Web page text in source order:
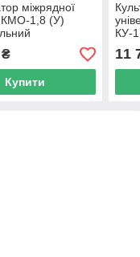
міжрядної
КМО-1,8 (У)
Купити
КУ-
11